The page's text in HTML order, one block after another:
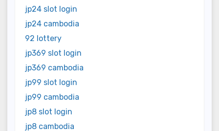
jp24 slot login
jp24 cambodia
92 lottery
jp369 slot login
jp369 cambodia
jp99 slot login
jp99 cambodia
jp8 slot login
jp8 cambodia